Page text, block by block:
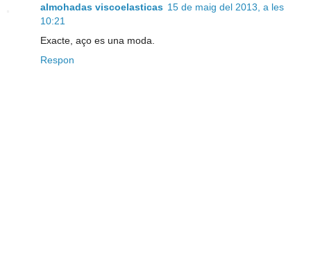
almohadas viscoelasticas 15 de maig del 2013, a les
10:21
Exacte, aço es una moda.
Respon